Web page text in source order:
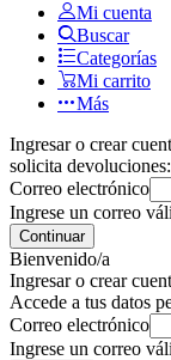
Mi cuenta
Buscar
Categorías
Mi carrito
Más
Ingresar o crear
solicita devoluciones:
Correo electrónico
Ingrese un correo
Continuar
Bienvenido/a
Ingresar o crear
Accede a tus datos
Correo electrónico
Ingrese un correo